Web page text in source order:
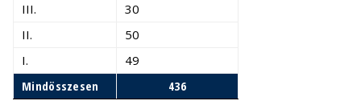
III.
30
II.
50
I.
49
Mindösszesen
436